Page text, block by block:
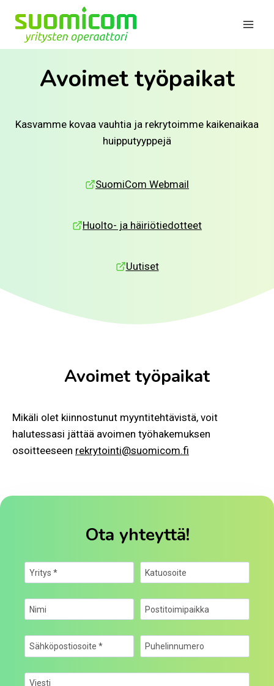
sisältöön
Avoimet työpaikat
Kasvamme kovaa vauhtia ja rekrytoimme kaikenaikaa
huipputyyppejä
SuomiCom Webmail
Huolto- ja häiriötiedotteet
Uutiset
Avoimet työpaikat
Mikäli olet kiinnostunut myyntitehtävistä, voit
halutessasi jättää avoimen työhakemuksen
osoitteeseen rekrytointi@suomicom.fi
Ota yhteyttä!